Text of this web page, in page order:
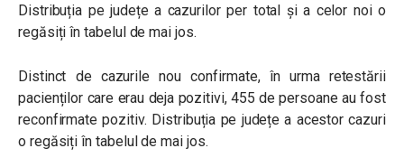
Distribuția pe județe a cazurilor per total și a celor noi o
regăsiți în tabelul de mai jos.
Distinct de cazurile nou confirmate, în urma retestării
pacienților care erau deja pozitivi, 455 de persoane au fost
reconfirmate pozitiv. Distribuția pe județe a acestor cazuri
o regăsiți în tabelul de mai jos.